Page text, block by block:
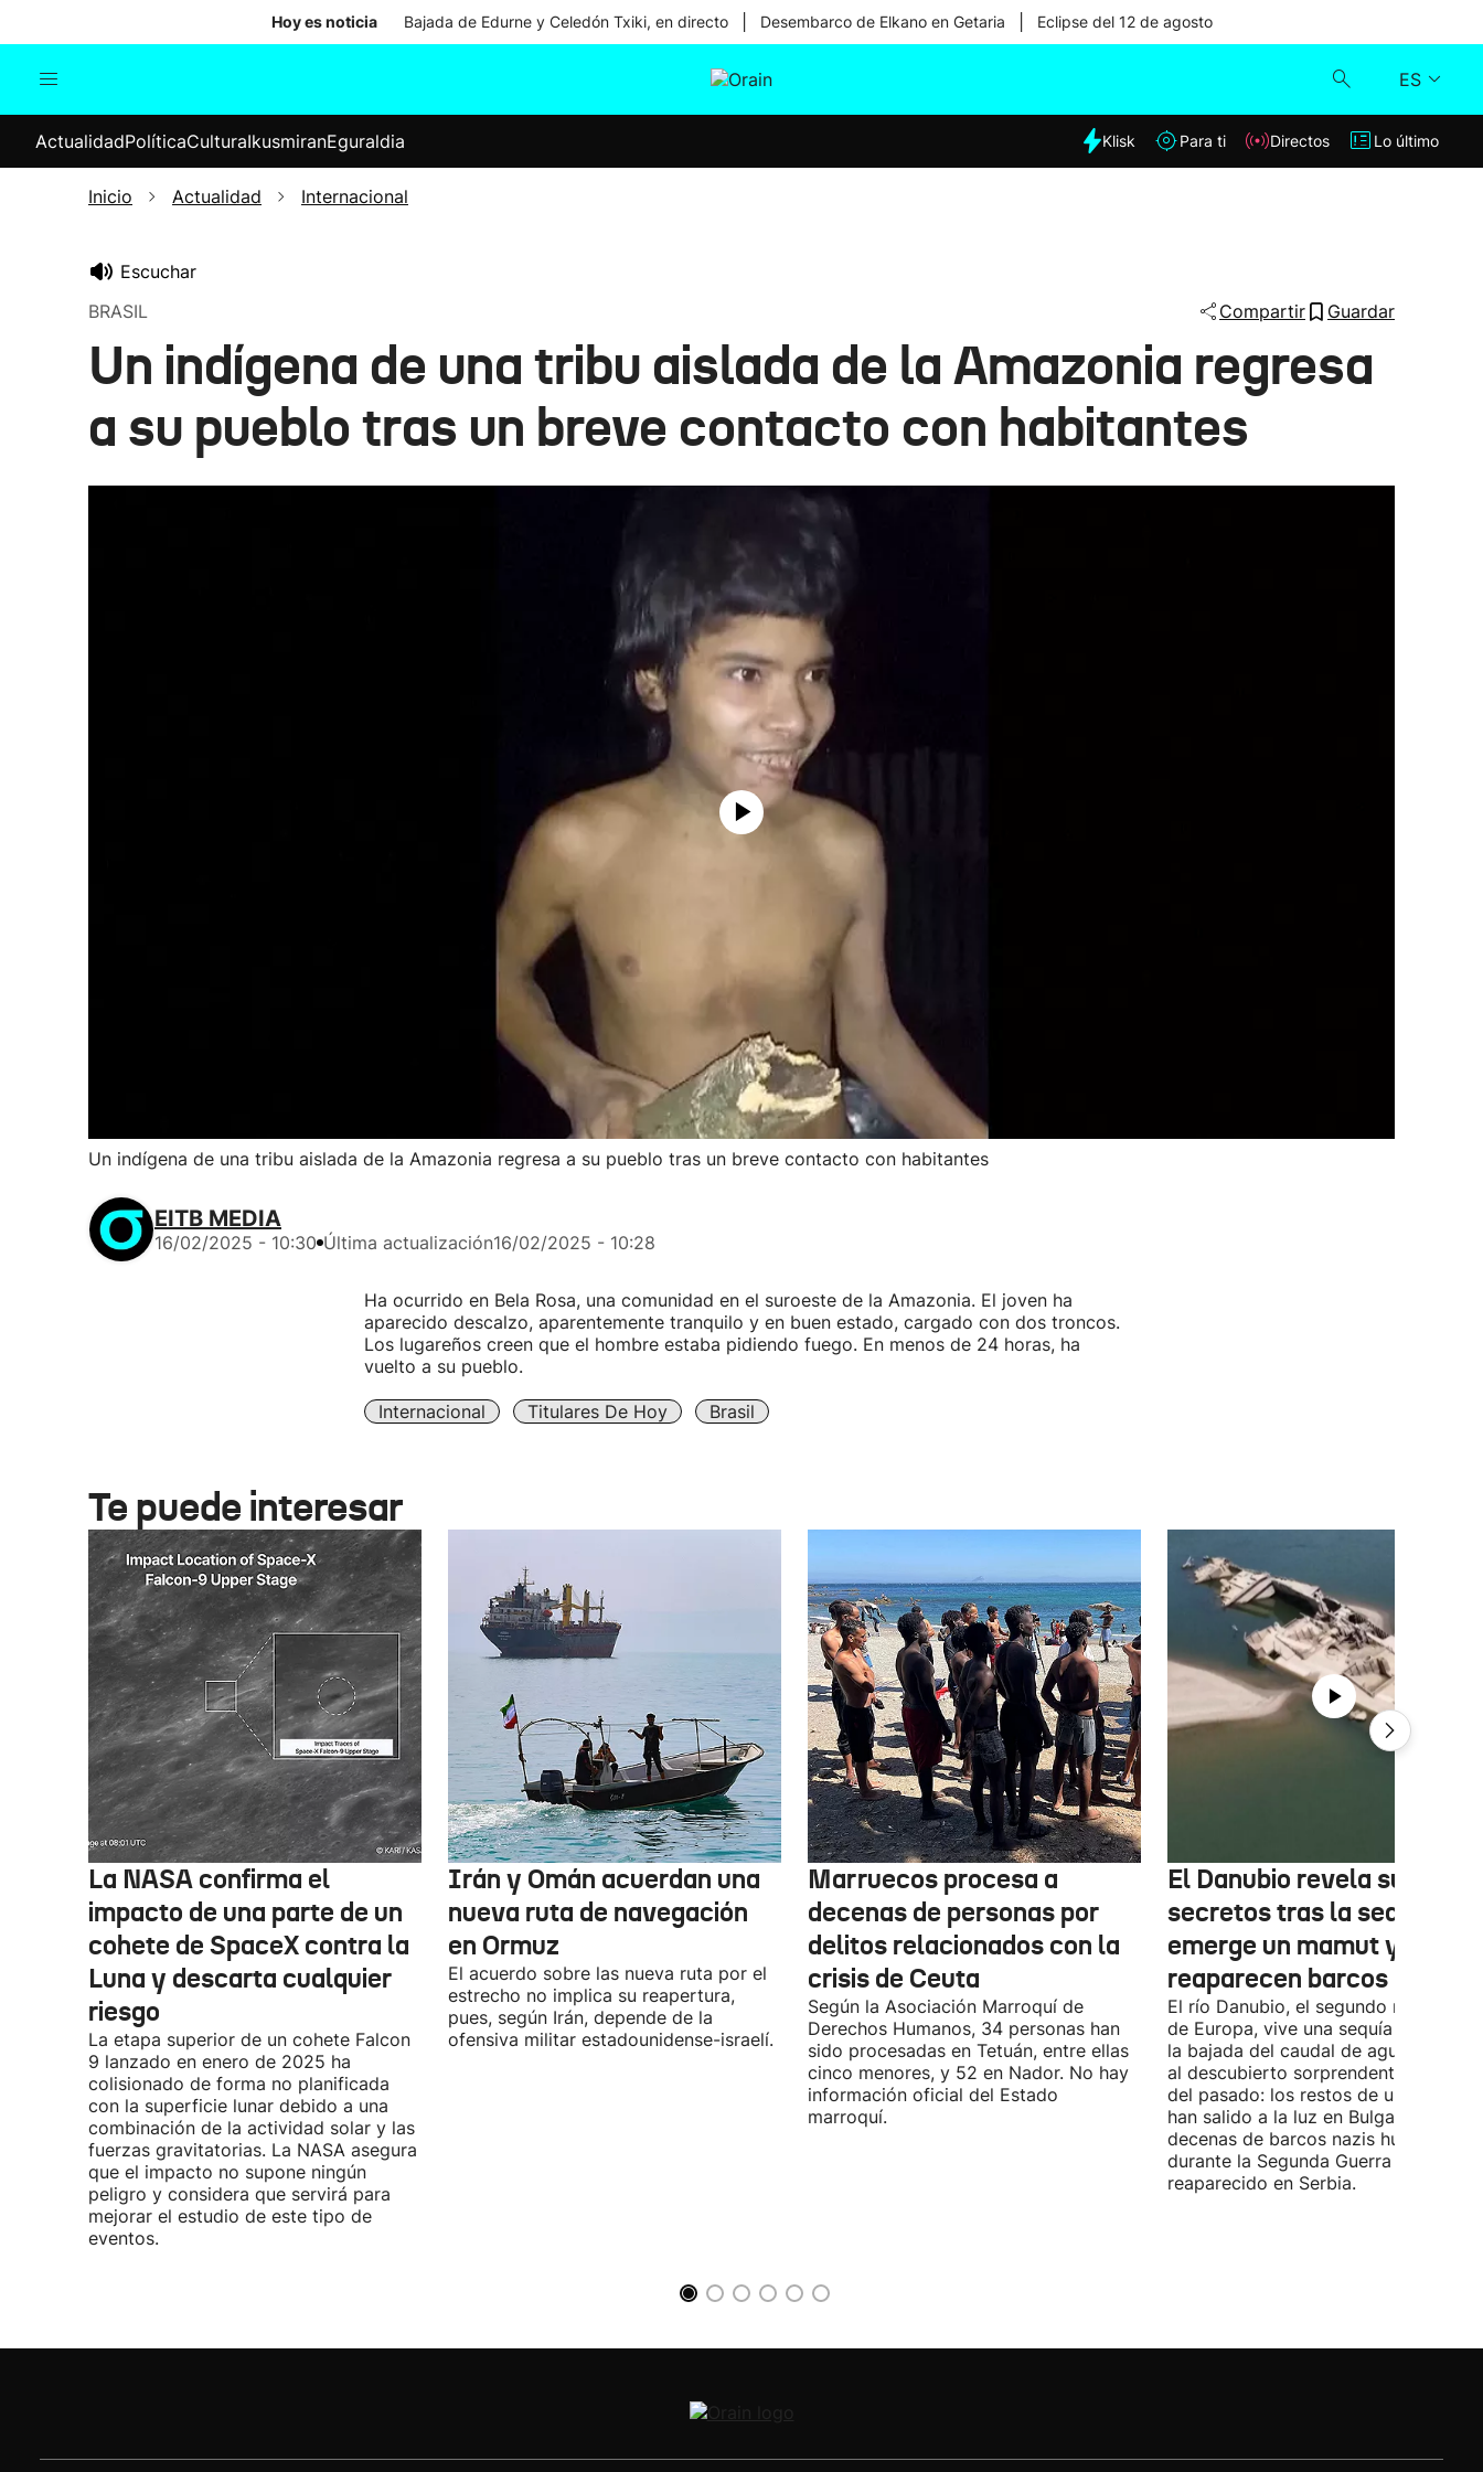
Hoy es noticia Bajada de Edurne y Celedón Txiki, en directo Desembarco de Elkano en Getaria Eclipse del 12 de agosto
ES
Internacional
Elecciones
Klisk
Lo último
ActualidadPolíticaCulturaIkusmiranEguraldia Klisk Para ti Directos Lo último
Inicio Actualidad Internacional
Escuchar
BRASIL
Compartir Guardar
Un indígena de una tribu aislada de la Amazonia regresa
a su pueblo tras un breve contacto con habitantes
Un indígena de una tribu aislada de la Amazonia regresa a su pueblo tras un breve contacto con habitantes
EITB MEDIA
16/02/2025 - 10:30 Última actualización16/02/2025 - 10:28
Ha ocurrido en Bela Rosa, una comunidad en el suroeste de la Amazonia. El joven ha
aparecido descalzo, aparentemente tranquilo y en buen estado, cargado con dos troncos.
Los lugareños creen que el hombre estaba pidiendo fuego. En menos de 24 horas, ha
vuelto a su pueblo.
Internacional Titulares De Hoy Brasil
Te puede interesar
La NASA confirma el
impacto de una parte de un
cohete de SpaceX contra la
Luna y descarta cualquier
riesgo
La etapa superior de un cohete Falcon
9 lanzado en enero de 2025 ha
colisionado de forma no planificada
con la superficie lunar debido a una
combinación de la actividad solar y las
fuerzas gravitatorias. La NASA asegura
que el impacto no supone ningún
peligro y considera que servirá para
mejorar el estudio de este tipo de
eventos.
Irán y Omán acuerdan una
nueva ruta de navegación
en Ormuz
El acuerdo sobre las nueva ruta por el
estrecho no implica su reapertura,
pues, según Irán, depende de la
ofensiva militar estadounidense-israelí.
Marruecos procesa a
decenas de personas por
delitos relacionados con la
crisis de Ceuta
Según la Asociación Marroquí de
Derechos Humanos, 34 personas han
sido procesadas en Tetuán, entre ellas
cinco menores, y 52 en Nador. No hay
información oficial del Estado
marroquí.
El Danubio revela sus
secretos tras la sequía:
emerge un mamut y
reaparecen barcos nazis
El río Danubio, el segundo más largo
de Europa, vive una sequía histórica
la bajada del caudal de agua ha
al descubierto sorprendentes
del pasado: los restos de un mamut
han salido a la luz en Bulgaria y
decenas de barcos nazis hundidos
durante la Segunda Guerra Mundial
reaparecido en Serbia.